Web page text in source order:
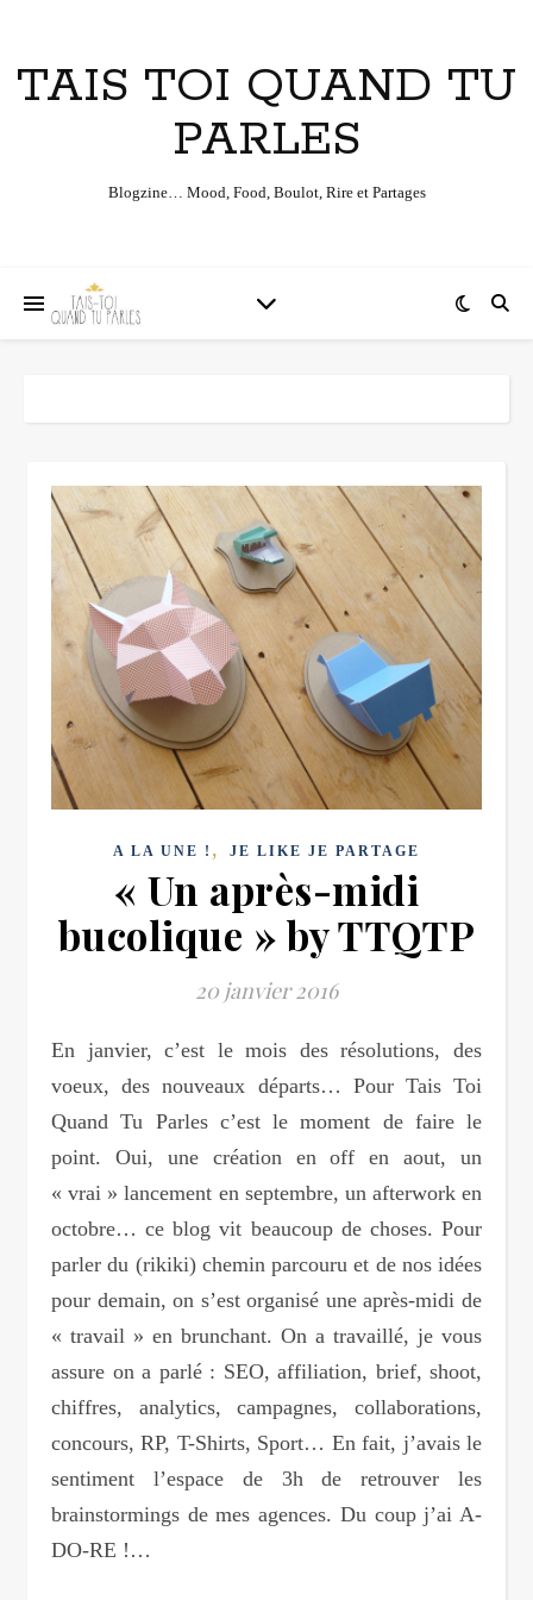
TAIS TOI QUAND TU
PARLES
Blogzine… Mood, Food, Boulot, Rire et Partages
A LA UNE ! , JE LIKE JE PARTAGE
« Un après-midi
bucolique » by TTQTP
20 janvier 2016
En janvier, c’est le mois des résolutions, des
voeux, des nouveaux départs… Pour Tais Toi
Quand Tu Parles c’est le moment de faire le
point. Oui, une création en off en aout, un
« vrai » lancement en septembre, un afterwork en
octobre… ce blog vit beaucoup de choses. Pour
parler du (rikiki) chemin parcouru et de nos idées
pour demain, on s’est organisé une après-midi de
« travail » en brunchant. On a travaillé, je vous
assure on a parlé : SEO, affiliation, brief, shoot,
chiffres, analytics, campagnes, collaborations,
concours, RP, T-Shirts, Sport… En fait, j’avais le
sentiment l’espace de 3h de retrouver les
brainstormings de mes agences. Du coup j’ai A-
DO-RE !…